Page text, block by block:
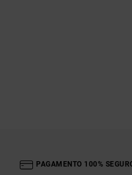
PAGAMENTO 100%